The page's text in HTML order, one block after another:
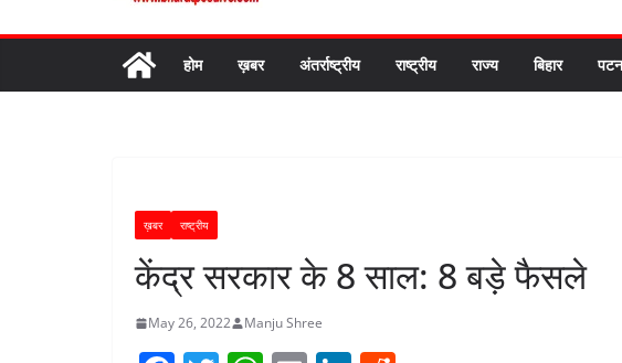
होम ख़बर अंतर्राष्ट्रीय राष्ट्रीय राज्य बिहार
ख़बर राष्ट्रीय
केंद्र सरकार के 8 साल: 8 बड़े फैसले
May 26, 2022 Manju Shree